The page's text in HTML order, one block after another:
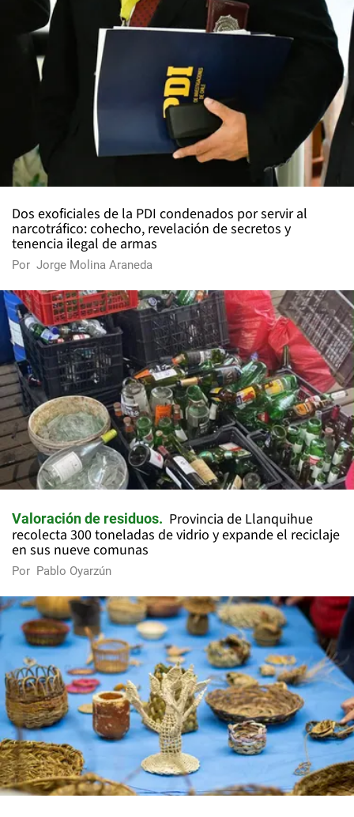
Dos exoficiales de la PDI condenados por servir al
narcotráfico: cohecho, revelación de secretos y
tenencia ilegal de armas
Por Jorge Molina Araneda
Valoración de residuos
Provincia de Llanquihue
recolecta 300 toneladas de vidrio y expande el reciclaje
en sus nueve comunas
Por Pablo Oyarzún